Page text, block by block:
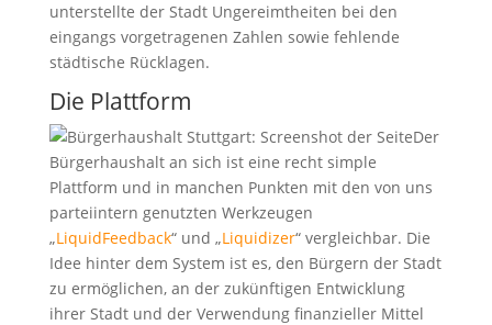
unterstellte der Stadt Ungereimtheiten bei den
eingangs vorgetragenen Zahlen sowie fehlende
städtische Rücklagen.
Die Plattform
Der
Bürgerhaushalt an sich ist eine recht simple
Plattform und in manchen Punkten mit den von uns
parteiintern genutzten Werkzeugen
„LiquidFeedback“ und „Liquidizer“ vergleichbar. Die
Idee hinter dem System ist es, den Bürgern der Stadt
zu ermöglichen, an der zukünftigen Entwicklung
ihrer Stadt und der Verwendung finanzieller Mittel